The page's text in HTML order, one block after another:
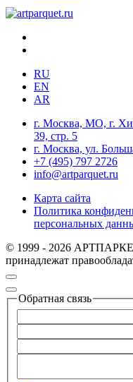
RU
EN
AR
г. Москва, МО, г.
39, стр. 5
г. Москва, ул.
+7 (495) 797 2726
info@artparquet.ru
Карта сайта
Политика
персональных
© 1999 - 2026
принадлежат
Обратная связь